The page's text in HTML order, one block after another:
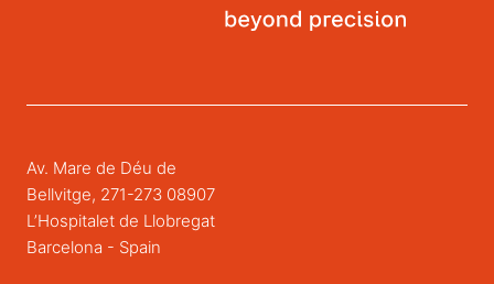
Av. Mare de Déu de
Bellvitge, 271-273 08907
L’Hospitalet de Llobregat
Barcelona - Spain